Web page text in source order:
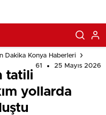
Dakika Konya Haberleri
61
25 Mayıs 2026
tatili
yollarda